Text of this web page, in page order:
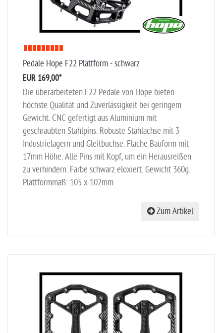
Pedale Hope F22 Plattform - schwarz
EUR 169,00*
Die überarbeiteten F22 Pedale von Hope bieten
höchste Qualität und Zuverlässigkeit bei geringem
Gewicht. CNC gefertigt aus Aluminium mit
geschraubten Stahlpins. Robuste Stahlachse mit 3
Industrielagern und Gleitbuchse. Flache Bauform mit
17mm Höhe. Alle Pins mit Kopf, um ein Herausreißen
zu verhindern. Farbe schwarz eloxiert. Gewicht 360g.
Plattformmaß: 105 x 102mm
Zum Artikel